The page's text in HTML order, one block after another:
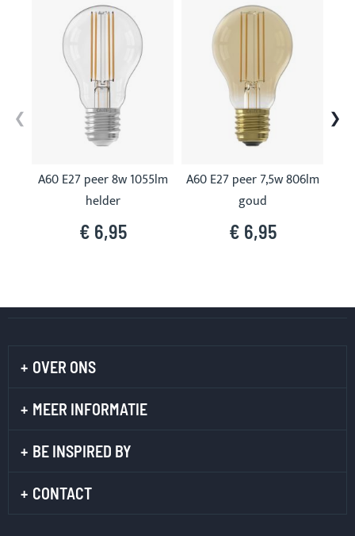
carousel
A60 E27 peer 8w 1055lm
helder
€ 6,95
A60 E27 peer 7,5w 806lm
goud
€ 6,95
OVER ONS
MEER INFORMATIE
BE INSPIRED BY
CONTACT